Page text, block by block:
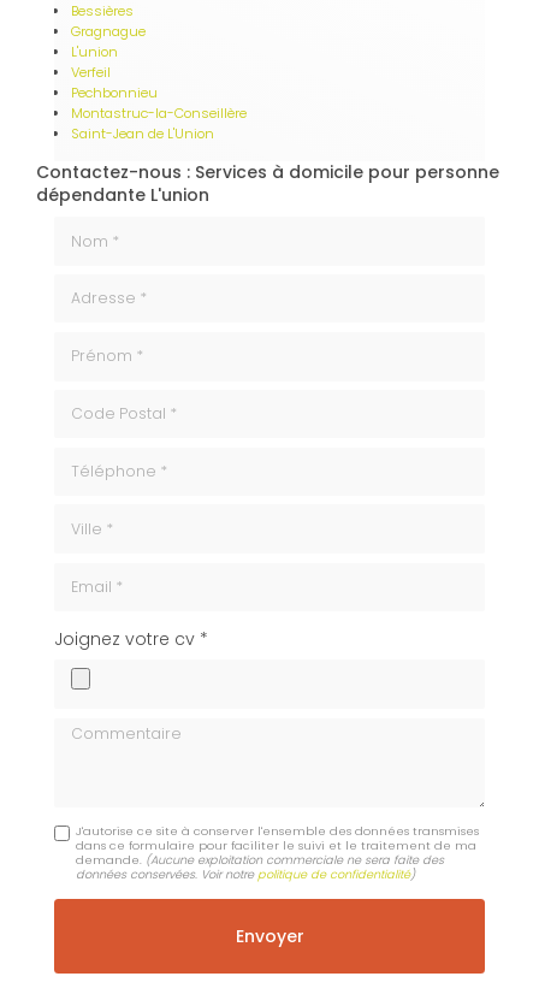
Bessières
Gragnague
L'union
Verfeil
Pechbonnieu
Montastruc-la-Conseillère
Saint-Jean de L'Union
Contactez-nous : Services à domicile pour personne
dépendante L'union
cv
Joignez votre cv *
Commentaire
J'autorise ce site à conserver l'ensemble des données transmises
dans ce formulaire pour faciliter le suivi et le traitement de ma
demande. (Aucune exploitation commerciale ne sera faite des
données conservées. Voir notrepolitique de confidentialité)